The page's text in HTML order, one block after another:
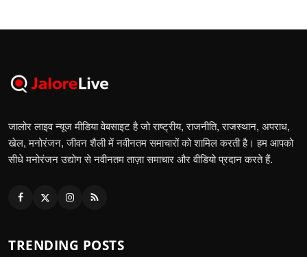
जालोर लाइव न्यूज मीडिया वेबसाइट है जो राष्ट्रीय, राजनीति, राजस्थान, अपराध,
खेल, मनोरंजन, जीवन शैली में नवीनतम समाचारों को शामिल करती है। हम आपको
सीधे मनोरंजन उद्योग से नवीनतम ताज़ा समाचार और वीडियो प्रदान करते हैं.
TRENDING POSTS